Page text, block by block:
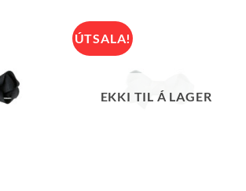
ÚTSALA!
EKKI TIL Á LAGER